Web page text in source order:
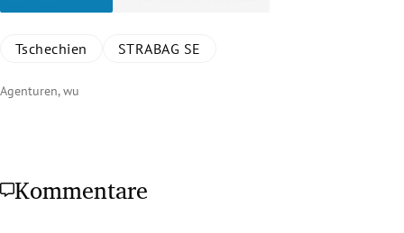
Tschechien STRABAG SE
Agenturen, wu
Kommentare